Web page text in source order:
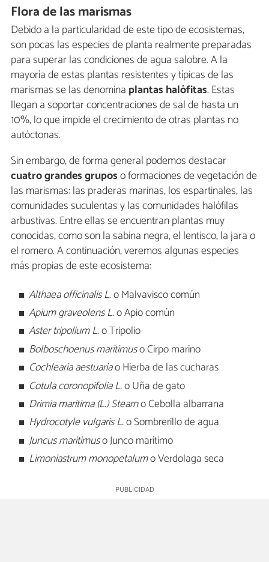
Flora de las marismas
Debido a la particularidad de este tipo de ecosistemas,
son pocas las especies de planta realmente preparadas
para superar las condiciones de agua salobre. A la
mayoría de estas plantas resistentes y típicas de las
marismas se las denomina plantas halófitas. Estas
llegan a soportar concentraciones de sal de hasta un
10%, lo que impide el crecimiento de otras plantas no
autóctonas.
Sin embargo, de forma general podemos destacar
cuatro grandes gruposo formaciones de vegetación de
las marismas: las praderas marinas, los espartinales, las
comunidades suculentas y las comunidades halófilas
arbustivas. Entre ellas se encuentran plantas muy
conocidas, como son la sabina negra, el lentisco, la jara o
el romero. A continuación, veremos algunas especies
más propias de este ecosistema:
Althaea officinalis L. o Malvavisco común
Apium graveolens L.o Apio común
Aster tripolium L.o Tripolio
Bolboschoenus maritimuso Cirpo marino
Cochlearia aestuariao Hierba de las cucharas
Cotula coronopifolia L.o Uña de gato
Drimia maritima (L.) Stearno Cebolla albarrana
Hydrocotyle vulgaris L.o Sombrerillo de agua
Juncus maritimuso Junco marítimo
Limoniastrum monopetalumo Verdolaga seca